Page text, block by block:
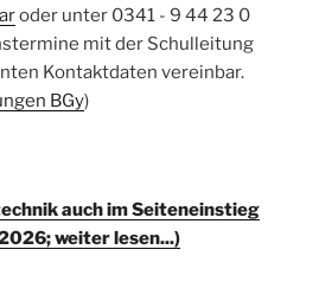
oder unter 0341 - 9 44 23 0
mit der Schulleitung
Kontaktdaten vereinbar.
BGy)
auch im Seiteneinstieg
weiter lesen...)